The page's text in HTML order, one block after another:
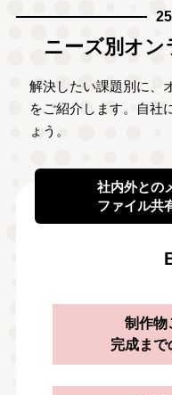
ニーズ別オン
解決したい課題別に、
をご紹介します。自社
ょう。
社内外との
ファイル共
制作物
完成まで